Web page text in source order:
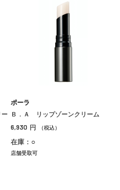
ポーラ
Ｂ．Ａ リップゾーンクリーム
6,930 円 （税込）
在庫：○
店舗受取可